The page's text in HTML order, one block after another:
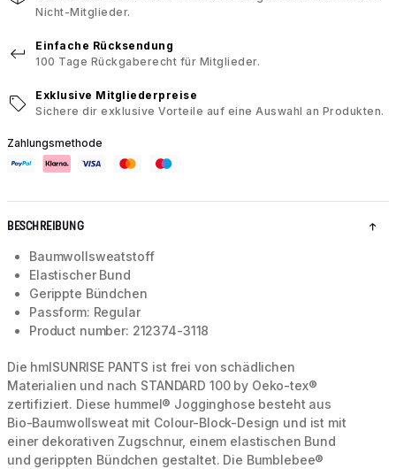
Nicht-Mitglieder.
Einfache Rücksendung
100 Tage Rückgaberecht für Mitglieder.
Exklusive Mitgliederpreise
Sichere dir exklusive Vorteile auf eine Auswahl an Produkten.
Zahlungsmethode
BESCHREIBUNG
Baumwollsweatstoff
Elastischer Bund
Gerippte Bündchen
Passform: Regular
Product number: 212374-3118
Die hmlSUNRISE PANTS ist frei von schädlichen
Materialien und nach STANDARD 100 by Oeko-tex®
zertifiziert. Diese hummel® Jogginghose besteht aus
Bio-Baumwollsweat mit Colour-Block-Design und ist mit
einer dekorativen Zugschnur, einem elastischen Bund
und gerippten Bündchen gestaltet. Die Bumblebee®